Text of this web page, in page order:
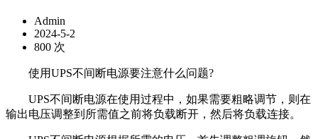
Admin
2024-5-2
800 次
使用UPS不间断电源要注意什么问题?
UPS不间断电源在使用过程中，如果需要粗略调节，则在
输出电压调整到所需值之前将负载断开，然后将负载连接。